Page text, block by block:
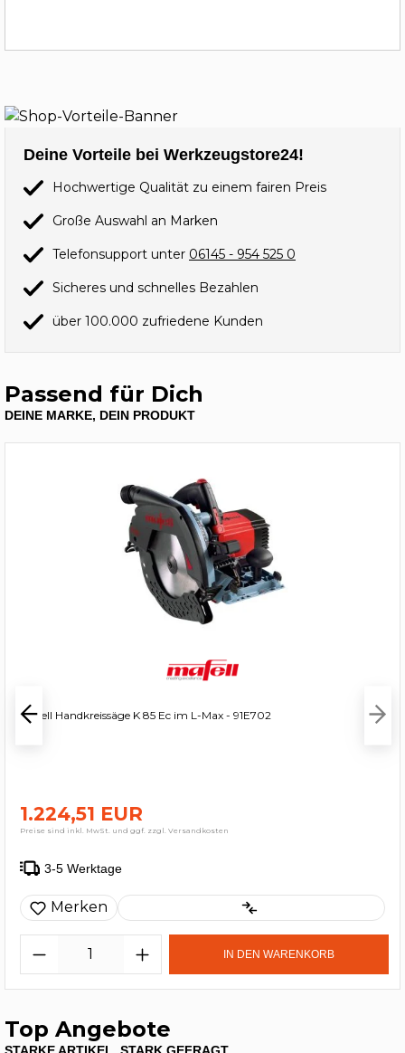
Deine Vorteile bei Werkzeugstore24!
Hochwertige Qualität zu einem fairen Preis
Große Auswahl an Marken
Telefonsupport unter 06145 - 954 525 0
Sicheres und schnelles Bezahlen
über 100.000 zufriedene Kunden
Passend für Dich
DEINE MARKE, DEIN PRODUKT
mafell Handkreissäge K 85 Ec im L-Max - 91E702
1.224,51 EUR
Preise sind inkl. MwSt. und ggf. zzgl. Versandkosten
3-5 Werktage
Merken
IN DEN WARENKORB
Top Angebote
STARKE ARTIKEL, STARK GEFRAGT